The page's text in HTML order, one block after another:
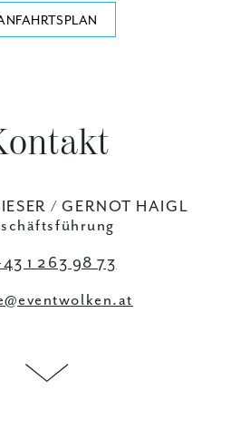
/ GERNOT HAIGL
1 263 98 73